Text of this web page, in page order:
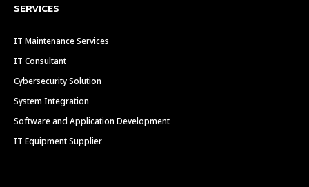
SERVICES
IT Maintenance Services
IT Consultant
Cybersecurity Solution
System Integration
Software and Application Development
IT Equipment Supplier